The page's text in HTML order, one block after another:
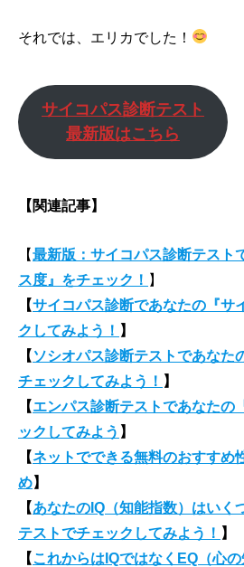
それでは、エリカでした！
サイコパス診断テスト
最新版はこちら
【関連記事】
【最新版：サイコパス診断テスト
ス度』をチェック！ 】
【サイコパス診断であなたの『サ
クしてみよう！ 】
【 ソシオパス診断テストであなた
チェックしてみよう！ 】
【エンパス診断テストであなたの
ックしてみよう 】
【ネットでできる無料のおすすめ
め】
【あなたのIQ（知能指数）はいく
テストでチェックしてみよう！ 】
【これからはIQではなくEQ（心